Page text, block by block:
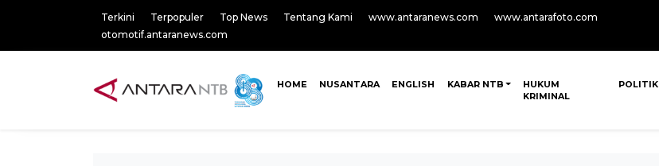
Terkini Terpopuler Top News Tentang Kami www.antaranews.com
www.antarafoto.com
otomotif.antaranews.com
HOME NUSANTARA ENGLISH KABAR NTB
HUKUM
KRIMINAL
POLITIK